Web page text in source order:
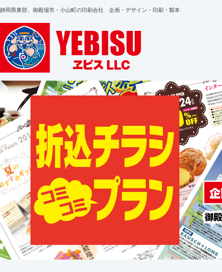
静岡県東部、御殿場市・小山町の印刷会社 企画・デザイン・印刷・製本